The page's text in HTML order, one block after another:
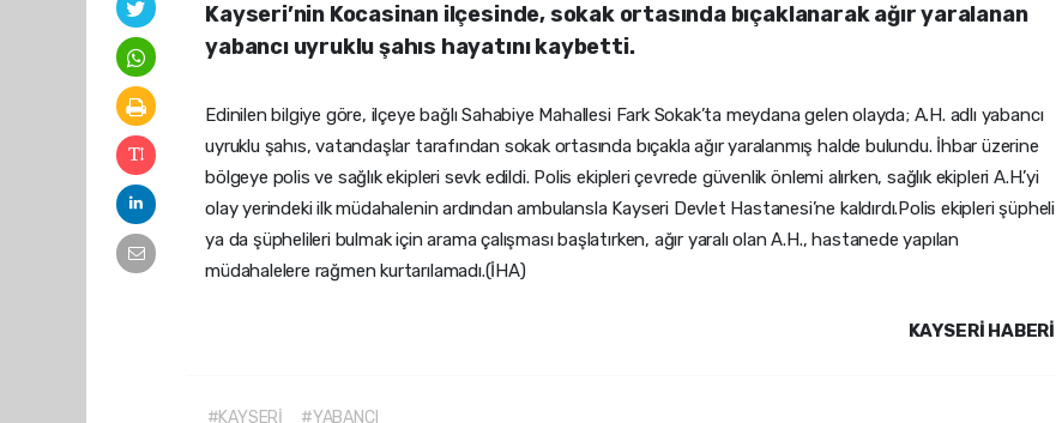
Kayseri’nin Kocasinan ilçesinde, sokak ortasında bıçaklanarak ağır yaralanan
yabancı uyruklu şahıs hayatını kaybetti.
Edinilen bilgiye göre, ilçeye bağlı Sahabiye Mahallesi Fark Sokak’ta meydana gelen olayda; A.H. adlı yabancı
uyruklu şahıs, vatandaşlar tarafından sokak ortasında bıçakla ağır yaralanmış halde bulundu. İhbar üzerine
bölgeye polis ve sağlık ekipleri sevk edildi. Polis ekipleri çevrede güvenlik önlemi alırken, sağlık ekipleri A.H.’yi
olay yerindeki ilk müdahalenin ardından ambulansla Kayseri Devlet Hastanesi’ne kaldırdı.Polis ekipleri şüpheli
ya da şüphelileri bulmak için arama çalışması başlatırken, ağır yaralı olan A.H., hastanede yapılan
müdahalelere rağmen kurtarılamadı.(İHA)
KAYSERI HABERİ
#KAYSERİ #YABANCI